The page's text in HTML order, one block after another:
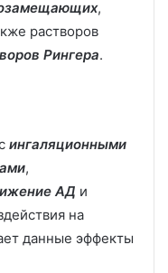
,
растворов
Рингера.
ингаляционными
,
АД и
на
данные эффекты